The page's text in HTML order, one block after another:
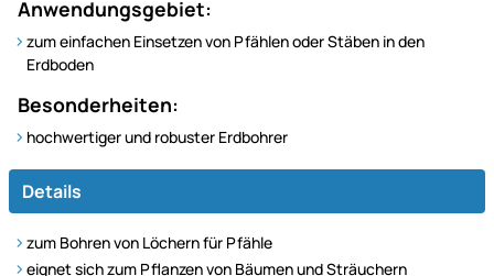
Anwendungsgebiet:
zum einfachen Einsetzen von Pfählen oder Stäben in den
Erdboden
Besonderheiten:
hochwertiger und robuster Erdbohrer
Details
zum Bohren von Löchern für Pfähle
eignet sich zum Pflanzen von Bäumen und Sträuchern